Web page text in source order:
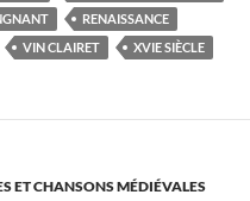
RENAISSANCE
VIN CLAIRET XVIE SIÈCLE
ET CHANSONS MÉDIÉVALES